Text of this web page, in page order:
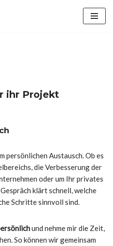
ihr Projekt
persönlichen Austausch. Ob es
die Verbesserung der
oder um Ihr privates
klärt schnell, welche
Schritte sinnvoll sind.
und nehme mir die Zeit,
So können wir gemeinsam